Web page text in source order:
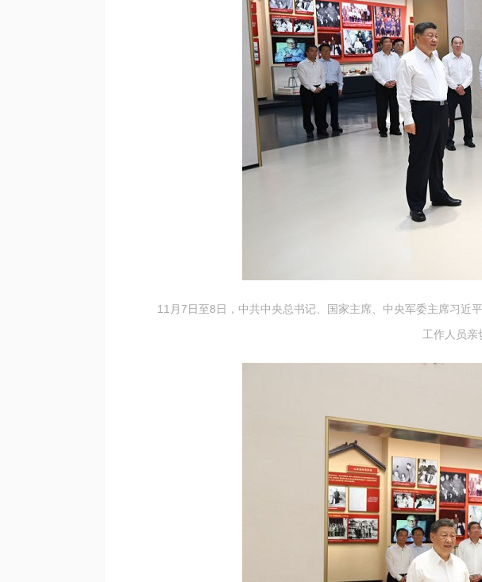
11月7日至8日，中共中央总书记、国家主席、中央军委主席习近
工作人员亲